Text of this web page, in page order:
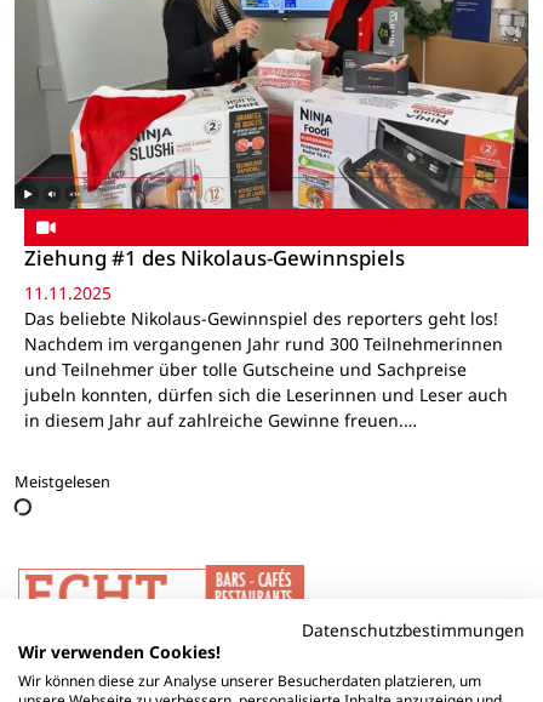
Ziehung #1 des Nikolaus-Gewinnspiels
11.11.2025
Das beliebte Nikolaus-Gewinnspiel des reporters geht los!
Nachdem im vergangenen Jahr rund 300 Teilnehmerinnen
und Teilnehmer über tolle Gutscheine und Sachpreise
jubeln konnten, dürfen sich die Leserinnen und Leser auch
in diesem Jahr auf zahlreiche Gewinne freuen.…
Meistgelesen
Datenschutzbestimmungen
Wir verwenden Cookies!
Wir können diese zur Analyse unserer Besucherdaten platzieren, um